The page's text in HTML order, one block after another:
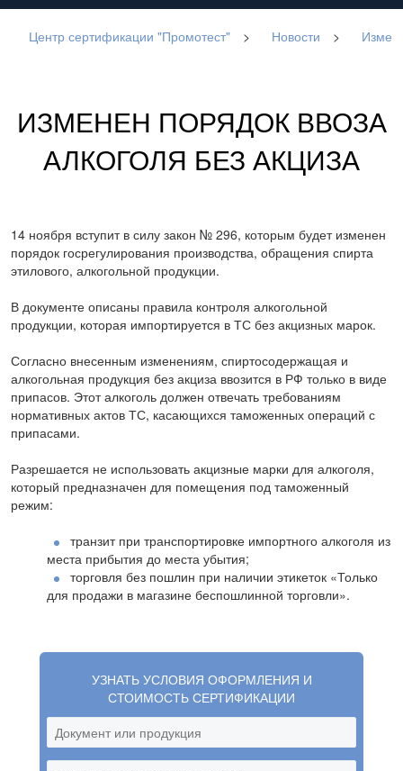
Центр сертификации "Промотест" > Новости >
ИЗМЕНЕН ПОРЯДОК ВВОЗА
АЛКОГОЛЯ БЕЗ АКЦИЗА
14 ноября вступит в силу закон № 296, которым будет изменен
порядок госрегулирования производства, обращения спирта
этилового, алкогольной продукции.
В документе описаны правила контроля алкогольной
продукции, которая импортируется в ТС без акцизных марок.
Согласно внесенным изменениям, спиртосодержащая и
алкогольная продукция без акциза ввозится в РФ только в виде
припасов. Этот алкоголь должен отвечать требованиям
нормативных актов ТС, касающихся таможенных операций с
припасами.
Разрешается не использовать акцизные марки для алкоголя,
который предназначен для помещения под таможенный
режим:
транзит при транспортировке импортного алкоголя из
места прибытия до места убытия;
торговля без пошлин при наличии этикеток «Только
для продажи в магазине беспошлинной торговли».
УЗНАТЬ УСЛОВИЯ ОФОРМЛЕНИЯ И
СТОИМОСТЬ СЕРТИФИКАЦИИ